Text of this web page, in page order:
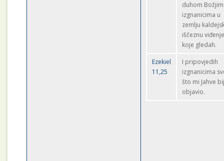
duhom
izgnanicima u
zemlju
iščeznu
koje gledah.
Ezekiel
11,25
I pripovjedih
izgnanicima
što mi Jahve
objavio.